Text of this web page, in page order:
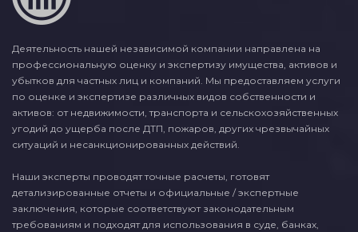
Деятельность нашей независимой компании направлена на
профессиональную оценку и экспертизу имущества, активов и
убытков для частных лиц и компаний. Мы предоставляем услуги
по оценке и экспертизе различных видов собственности и
активов: от недвижимости, транспорта и сельскохозяйственных
угодий до ущерба после ДТП, пожаров, других чрезвычайных
ситуаций и несанкционированных действий.
Наши эксперты проводят точные расчеты, готовят
детализированные отчеты и официальные / экспертные
заключения, которые соответствуют законодательным
требованиям и подходят для использования в суде, банках,